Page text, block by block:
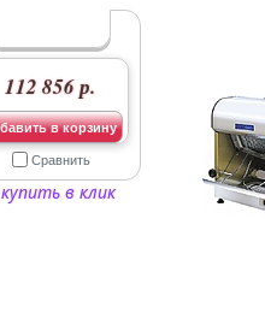
112 856 р.
в корзину
Сравнить
купить в клик